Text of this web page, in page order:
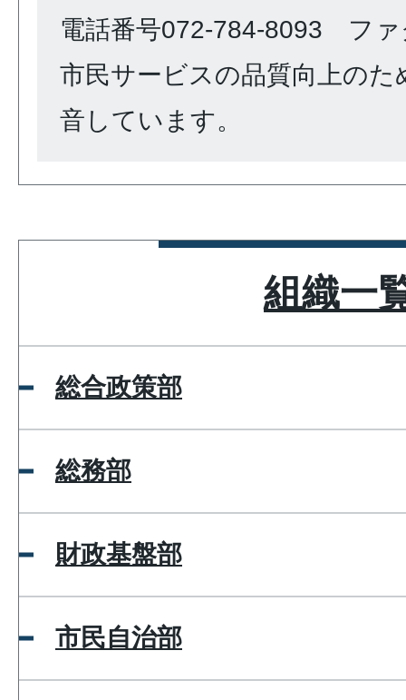
電話番号072-784-8093 ファ
市民サービスの品質向上のた
音しています。
組織一
総合政策部
総務部
財政基盤部
市民自治部